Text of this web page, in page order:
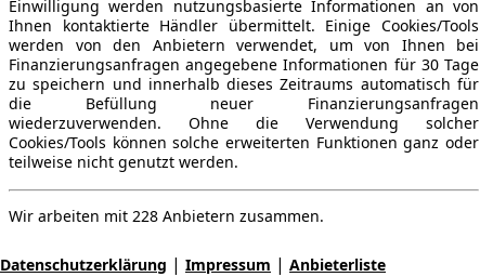
Einwilligung werden nutzungsbasierte Informationen an von
Ihnen kontaktierte Händler übermittelt. Einige Cookies/Tools
werden von den Anbietern verwendet, um von Ihnen bei
Finanzierungsanfragen angegebene Informationen für 30 Tage
zu speichern und innerhalb dieses Zeitraums automatisch für
die Befüllung neuer Finanzierungsanfragen
wiederzuverwenden. Ohne die Verwendung solcher
Cookies/Tools können solche erweiterten Funktionen ganz oder
teilweise nicht genutzt werden.
Wir arbeiten mit 228 Anbietern zusammen.
Datenschutzerklärung | Impressum | Anbieterliste